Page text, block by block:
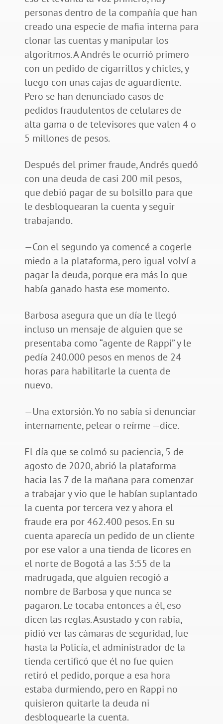
personas dentro de la compañía que han
creado una especie de mafia interna para
clonar las cuentas y manipular los
algoritmos. A Andrés le ocurrió primero
con un pedido de cigarrillos y chicles, y
luego con unas cajas de aguardiente.
Pero se han denunciado casos de
pedidos fraudulentos de celulares de
alta gama o de televisores que valen 4 o
5 millones de pesos.
Después del primer fraude, Andrés quedó
con una deuda de casi 200 mil pesos,
que debió pagar de su bolsillo para que
le desbloquearan la cuenta y seguir
trabajando.
—Con el segundo ya comencé a cogerle
miedo a la plataforma, pero igual volví a
pagar la deuda, porque era más lo que
había ganado hasta ese momento.
Barbosa asegura que un día le llegó
incluso un mensaje de alguien que se
presentaba como “agente de Rappi” y le
pedía 240.000 pesos en menos de 24
horas para habilitarle la cuenta de
nuevo.
—Una extorsión. Yo no sabía si denunciar
internamente, pelear o reírme —dice.
El día que se colmó su paciencia, 5 de
agosto de 2020, abrió la plataforma
hacia las 7 de la mañana para comenzar
a trabajar y vio que le habían suplantado
la cuenta por tercera vez y ahora el
fraude era por 462.400 pesos. En su
cuenta aparecía un pedido de un cliente
por ese valor a una tienda de licores en
el norte de Bogotá a las 3:55 de la
madrugada, que alguien recogió a
nombre de Barbosa y que nunca se
pagaron. Le tocaba entonces a él, eso
dicen las reglas. Asustado y con rabia,
pidió ver las cámaras de seguridad, fue
hasta la Policía, el administrador de la
tienda certificó que él no fue quien
retiró el pedido, porque a esa hora
estaba durmiendo, pero en Rappi no
quisieron quitarle la deuda ni
desbloquearle la cuenta.